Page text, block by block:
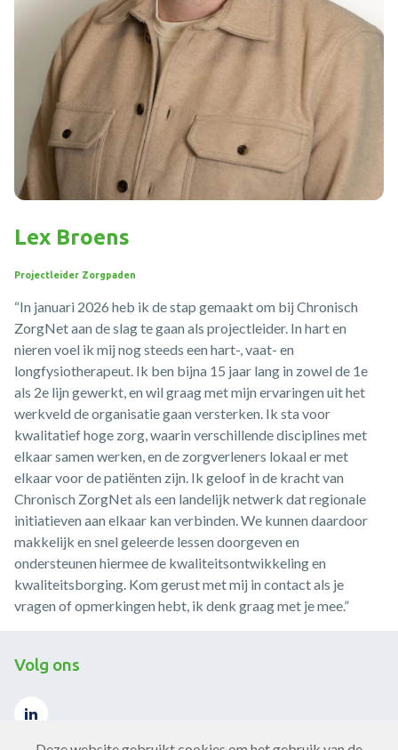
Lex Broens
Projectleider Zorgpaden
“In januari 2026 heb ik de stap gemaakt om bij Chronisch
ZorgNet aan de slag te gaan als projectleider. In hart en
nieren voel ik mij nog steeds een hart-, vaat- en
longfysiotherapeut. Ik ben bijna 15 jaar lang in zowel de 1e
als 2e lijn gewerkt, en wil graag met mijn ervaringen uit het
werkveld de organisatie gaan versterken. Ik sta voor
kwalitatief hoge zorg, waarin verschillende disciplines met
elkaar samen werken, en de zorgverleners lokaal er met
elkaar voor de patiënten zijn. Ik geloof in de kracht van
Chronisch ZorgNet als een landelijk netwerk dat regionale
initiatieven aan elkaar kan verbinden. We kunnen daardoor
makkelijk en snel geleerde lessen doorgeven en
ondersteunen hiermee de kwaliteitsontwikkeling en
kwaliteitsborging. Kom gerust met mij in contact als je
vragen of opmerkingen hebt, ik denk graag met je mee.”
Volg ons